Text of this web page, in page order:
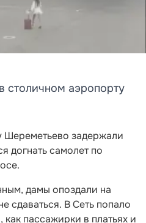
столичном аэропорту
Шереметьево задержали
догнать самолет по
дамы опоздали на
сдаваться. В Сеть попало
пассажирки в платьях и